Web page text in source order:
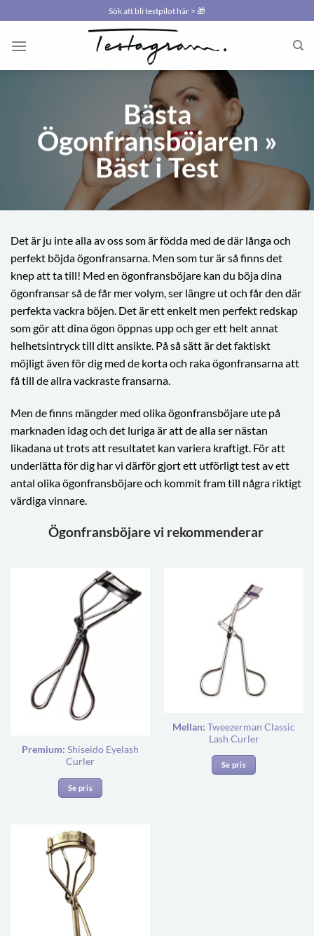
to
content
Sök att bli testpilot här > 🎁
Bästa
Ögonfransböjaren »
Bäst i Test
Det är ju inte alla av oss som är födda med de där långa och
perfekt böjda ögonfransarna. Men som tur är så finns det
knep att ta till! Med en ögonfransböjare kan du böja dina
ögonfransar så de får mer volym, ser längre ut och får den där
perfekta vackra böjen. Det är ett enkelt men perfekt redskap
som gör att dina ögon öppnas upp och ger ett helt annat
helhetsintryck till ditt ansikte. På så sätt är det faktiskt
möjligt även för dig med de korta och raka ögonfransarna att
få till de allra vackraste fransarna.
Men de finns mängder med olika ögonfransböjare ute på
marknaden idag och det luriga är att de alla ser nästan
likadana ut trots att resultatet kan variera kraftigt. För att
underlätta för dig har vi därför gjort ett utförligt test av ett
antal olika ögonfransböjare och kommit fram till några riktigt
värdiga vinnare.
Ögonfransböjare vi rekommenderar
Premium: Shiseido Eyelash
Curler
Se pris
Mellan: Tweezerman Classic
Lash Curler
Se pris